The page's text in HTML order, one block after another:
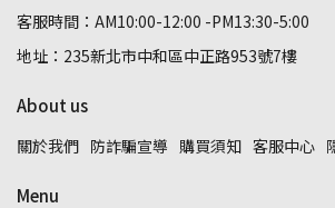
客服時間：AM10:00-12:00 -PM13:30-5:00
地址：235新北市中和區中正路953號7樓
About us
關於我們 防詐騙宣導 購買須知 客服中心
Menu